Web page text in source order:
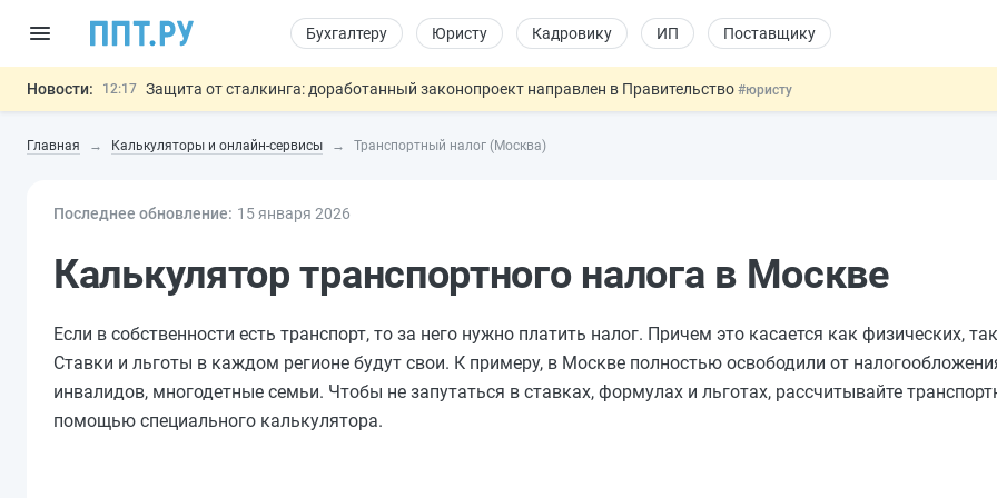
Бухгалтеру Юристу Кадровику ИП Поставщику
Новости: 12:17 Защита от сталкинга: доработанный законопроект направлен в Правительство #юристу
10:09 Риск атак БПЛА можно учитывать при оценке профрисков
05.08
Важно Подписан закон об упрощении госзакупок по 44-ФЗ
Главная Калькуляторы и онлайн-сервисы Транспортный налог (Москва)
Последнее обновление: 15 января 2026
Калькулятор транспортного налога в Москве
Если в собственности есть транспорт, то за него нужно платить налог. Причем это касается как физических,
Ставки и льготы в каждом регионе будут свои. К примеру, в Москве полностью освободили от
инвалидов, многодетные семьи. Чтобы не запутаться в ставках, формулах и льготах, рассчитывайте
помощью специального калькулятора.